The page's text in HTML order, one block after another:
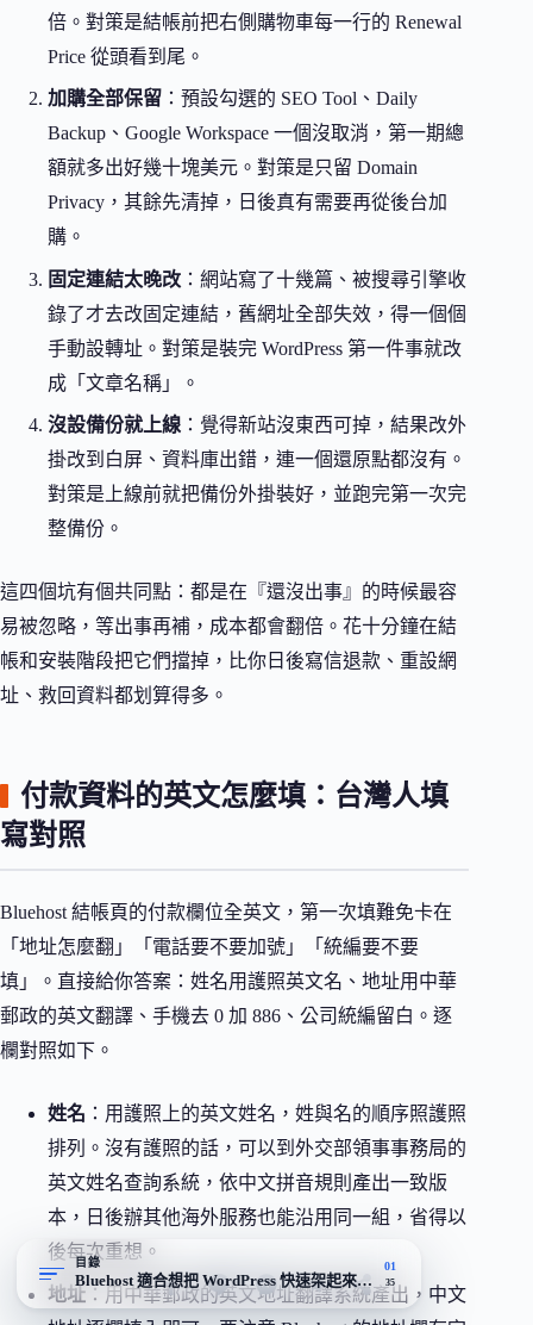
倍。對策是結帳前把右側購物車每一行的 Renewal
Price 從頭看到尾。
加購全部保留 ：預設勾選的 SEO Tool、Daily
Backup、Google Workspace 一個沒取消，第一期總
額就多出好幾十塊美元。對策是只留 Domain
Privacy，其餘先清掉，日後真有需要再從後台加
購。
固定連結太晚改 ：網站寫了十幾篇、被搜尋引擎收
錄了才去改固定連結，舊網址全部失效，得一個個
手動設轉址。對策是裝完 WordPress 第一件事就改
成「文章名稱」。
沒設備份就上線 ：覺得新站沒東西可掉，結果改外
掛改到白屏、資料庫出錯，連一個還原點都沒有。
對策是上線前就把備份外掛裝好，並跑完第一次完
整備份。
這四個坑有個共同點：都是在『還沒出事』的時候最容
易被忽略，等出事再補，成本都會翻倍。花十分鐘在結
帳和安裝階段把它們擋掉，比你日後寫信退款、重設網
址、救回資料都划算得多。
付款資料的英文怎麼填：台灣人填
寫對照
Bluehost 結帳頁的付款欄位全英文，第一次填難免卡在
「地址怎麼翻」「電話要不要加號」「統編要不要
填」。直接給你答案：姓名用護照英文名、地址用中華
郵政的英文翻譯、手機去 0 加 886、公司統編留白。逐
欄對照如下。
姓名 ：用護照上的英文姓名，姓與名的順序照護照
排列。沒有護照的話，可以到外交部領事事務局的
英文姓名查詢系統，依中文拼音規則產出一致版
本，日後辦其他海外服務也能沿用同一組，省得以
後每次重想。
地址 ：用中華郵政的英文地址翻譯系統產出，中文
目錄
Bluehost 適合想把 WordPress 快速架起來的新手
01
35